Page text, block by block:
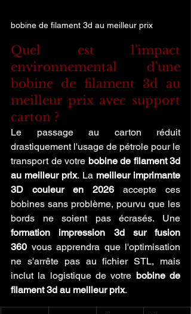
bobine de filament 3d au meilleur prix
Quel est l'impact
environnemental d'une
bobine de filament 3d au
meilleur prix avec support
carton ?
Le passage au carton réduit
drastiquement l'usage de pétrole pour le
transport de votre bobine de filament 3d
au meilleur prix. La meilleur imprimante
3D couleur en 2026 accepte ces
bobines sans problème, pourvu que les
formation impression 3d sur fusion
360 vous apprendra que l'optimisation
ne s'arrête pas au fichier STL, mais
inclut la logistique de votre bobine de
filament 3d au meilleur prix.